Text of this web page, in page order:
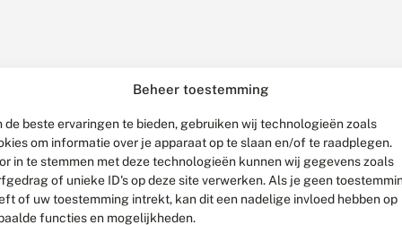
Beheer toestemming
de beste ervaringen te bieden, gebruiken wij technologieën zoals
om informatie over je apparaat op te slaan en/of te raadplegen.
in te stemmen met deze technologieën kunnen wij gegevens zoals
of unieke ID's op deze site verwerken. Als je geen
of uw toestemming intrekt, kan dit een nadelige invloed hebben op
functies en mogelijkheden.